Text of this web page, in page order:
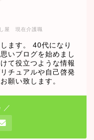
屋 現在介護職
ます。 40代になり
いブログを始めまし
て役立つような情報
チュアルや自己啓発
願い致します。
／